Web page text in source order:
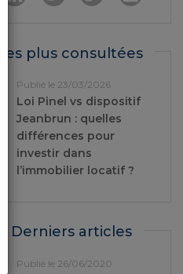
Les plus consultées
Publié le 23/03/2026
Loi Pinel vs dispositif
Jeanbrun : quelles
différences pour
investir dans
l’immobilier locatif ?
Derniers articles
Publié le 26/06/2020